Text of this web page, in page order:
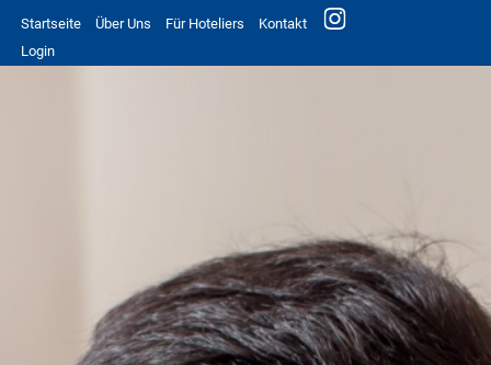
Startseite Über Uns Für Hoteliers
Kontakt
Login